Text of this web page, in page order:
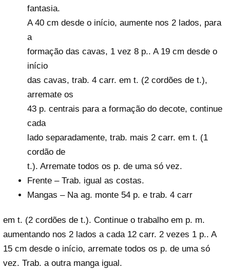
fantasia.
A 40 cm desde o início, aumente nos 2 lados, para
a
formação das cavas, 1 vez 8 p.. A 19 cm desde o
início
das cavas, trab. 4 carr. em t. (2 cordões de t.),
arremate os
43 p. centrais para a formação do decote, continue
cada
lado separadamente, trab. mais 2 carr. em t. (1
cordão de
t.). Arremate todos os p. de uma só vez.
Frente – Trab. igual as costas.
Mangas – Na ag. monte 54 p. e trab. 4 carr
em t. (2 cordões de t.). Continue o trabalho em p. m.
aumentando nos 2 lados a cada 12 carr. 2 vezes 1 p.. A
15 cm desde o início, arremate todos os p. de uma só
vez. Trab. a outra manga igual.